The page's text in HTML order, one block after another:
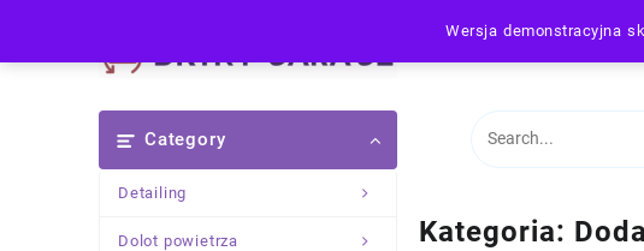
Wersja demonstracyjna
content
Category
Detailing
Dolot powietrza Kategoria: